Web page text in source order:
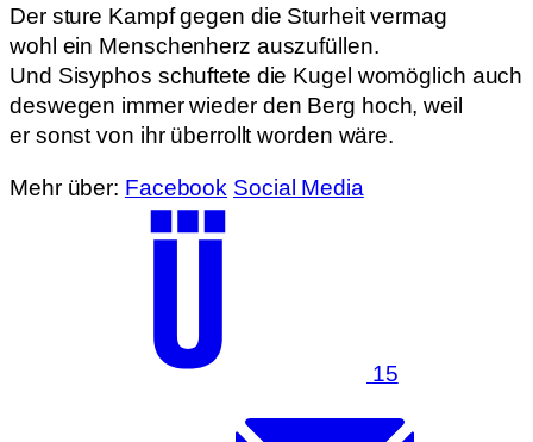
Der sture Kampf gegen die Sturheit vermag
wohl ein Menschenherz auszufüllen.
Und Sisyphos schuftete die Kugel womöglich auch
deswegen immer wieder den Berg hoch, weil
er sonst von ihr überrollt worden wäre.
Mehr über: Facebook Social Media
15